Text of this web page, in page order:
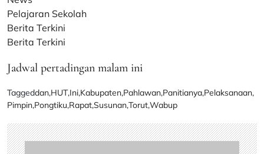
Pelajaran Sekolah
Berita Terkini
Berita Terkini
Jadwal pertadingan malam ini
Taggeddan,HUT,Ini,Kabupaten,Pahlawan,Panitianya,Pelaksanaan,
Pimpin,Pongtiku,Rapat,Susunan,Torut,Wabup